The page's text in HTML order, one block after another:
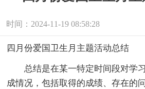
时间：2024-11-19 08:58:28
四月份爱国卫生月主题活动总结
总结是在某一特定时间段对学
成情况，包括取得的成绩、存在的